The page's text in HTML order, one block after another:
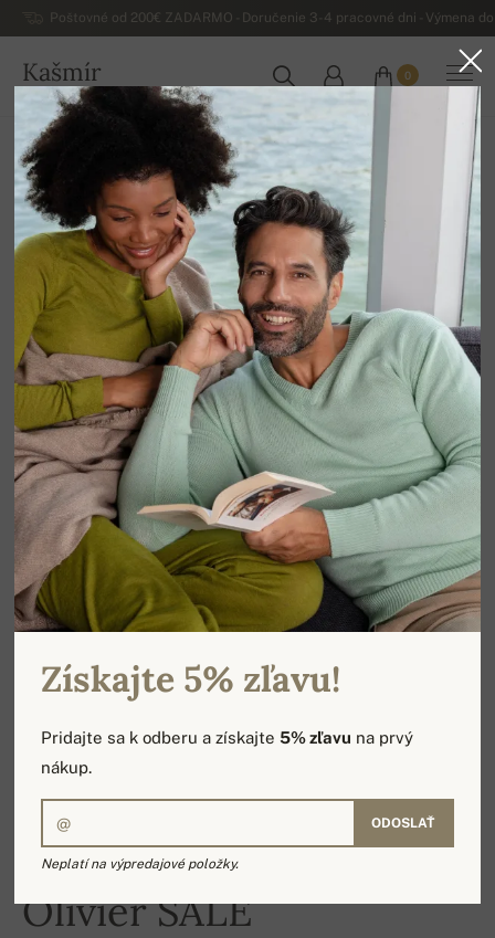
Poštovné od 200€ ZADARMO - Doručenie 3-4 pracovné dni - Výmena
Kašmír
SLOVENSKO
0
Domov
-17%
Olivier SALE
Získajte 5% zľavu!
Pridajte sa k odberu a získajte5% zľavu na prvý
nákup.
ODOSLAŤ
Neplatí na výpredajové položky.